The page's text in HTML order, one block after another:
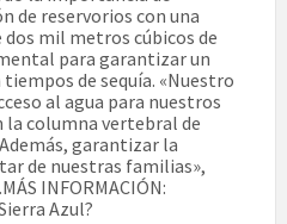
de reservorios con una
dos mil metros cúbicos de
para garantizar un
de sequía. «Nuestro
al agua para nuestros
la columna vertebral de
garantizar la
de nuestras familias»,
INFORMACIÓN:
Azul?